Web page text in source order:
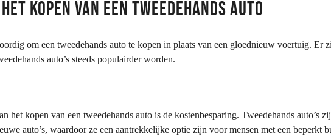
Kopen van een Tweedehands Auto
om een tweedehands auto te kopen in plaats van een gloednieuw voertuig. Er
auto’s steeds populairder worden.
het kopen van een tweedehands auto is de kostenbesparing. Tweedehands auto’s
auto’s, waardoor ze een aantrekkelijke optie zijn voor mensen met een beperkt